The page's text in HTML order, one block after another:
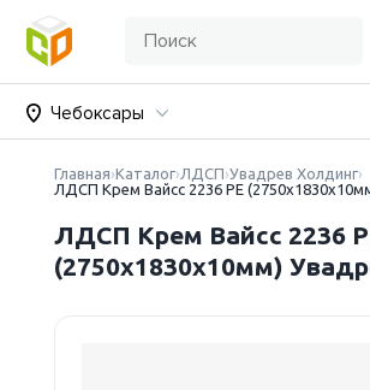
Чебоксары
Главная Каталог ЛДСП Увадрев Холдинг
ЛДСП Крем Вайсс 2236 PE
ЛДСП Крем Вайсс 2236
(2750х1830х10мм)